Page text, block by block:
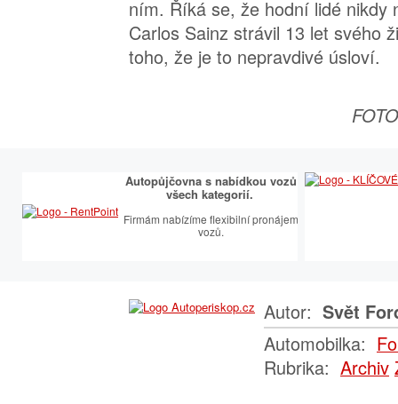
ním. Říká se, že hodní lidé nikdy
Carlos Sainz strávil 13 let svého
toho, že je to nepravdivé úsloví.
Autopůjčovna s nabídkou vozů
všech kategorií.
Firmám nabízíme flexibilní pronájem
vozů.
Autor: Svět
Automobilka:
Rubrika: Archiv